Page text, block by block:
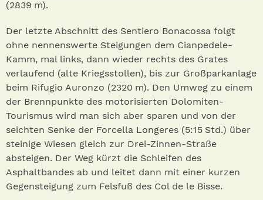
(2839 m).
Der letzte Abschnitt des Sentiero Bonacossa folgt
ohne nennenswerte Steigungen dem Cianpedele-
Kamm, mal links, dann wieder rechts des Grates
verlaufend (alte Kriegsstollen), bis zur Großparkanlage
beim Rifugio Auronzo (2320 m). Den Umweg zu einem
der Brennpunkte des motorisierten Dolomiten-
Tourismus wird man sich aber sparen und von der
seichten Senke der Forcella Longeres (5:15 Std.) über
steinige Wiesen gleich zur Drei-Zinnen-Straße
absteigen. Der Weg kürzt die Schleifen des
Asphaltbandes ab und leitet dann mit einer kurzen
Gegensteigung zum Felsfuß des Col de le Bisse.